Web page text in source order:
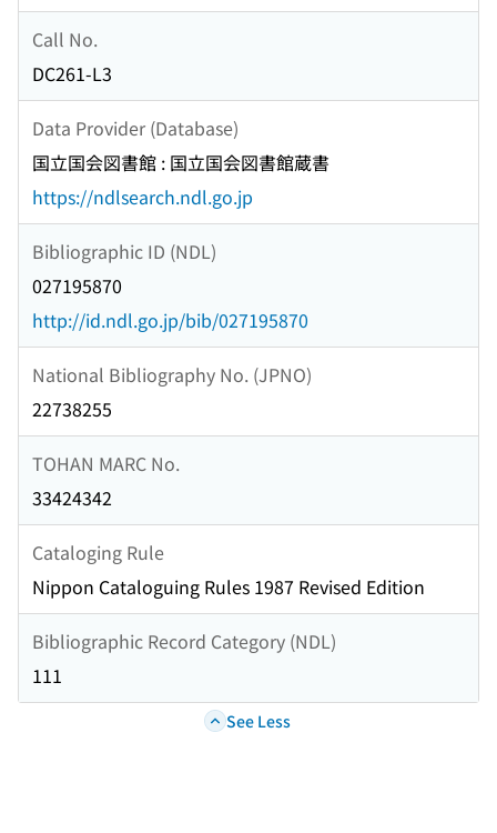
Call No.
DC261-L3
Data Provider (Database)
国立国会図書館 : 国立国会図書館蔵書
https://ndlsearch.ndl.go.jp
Bibliographic ID (NDL)
027195870
http://id.ndl.go.jp/bib/027195870
National Bibliography No. (JPNO)
22738255
TOHAN MARC No.
33424342
Cataloging Rule
Nippon Cataloguing Rules 1987 Revised Edition
Bibliographic Record Category (NDL)
111
See Less